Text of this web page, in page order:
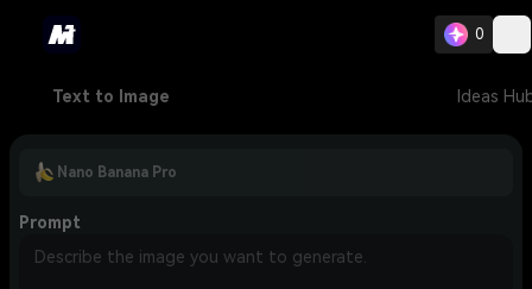
0
Text to Image Ideas
Nano Banana Pro
Prompt